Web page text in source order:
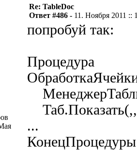
Re: TableDoc
Ответ #486 - 11. Ноября 2011 ::
попробуй так:
Процедура
...
КонецПроцедуры